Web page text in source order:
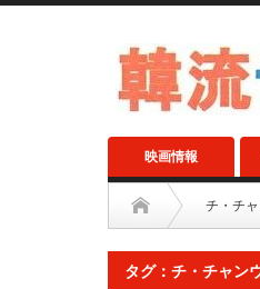
映画情報
チ・チ
タグ：チ・チャン